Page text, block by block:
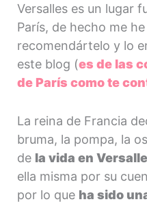
Versalles es un lugar
París, de hecho me
recomendártelo y lo
este blog (es de las
de París como te
La reina de Francia
bruma, la pompa, la
de la vida en
ella misma por su
por lo que ha sido